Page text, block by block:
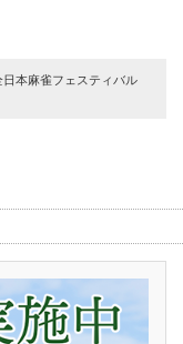
本麻雀フェスティバル